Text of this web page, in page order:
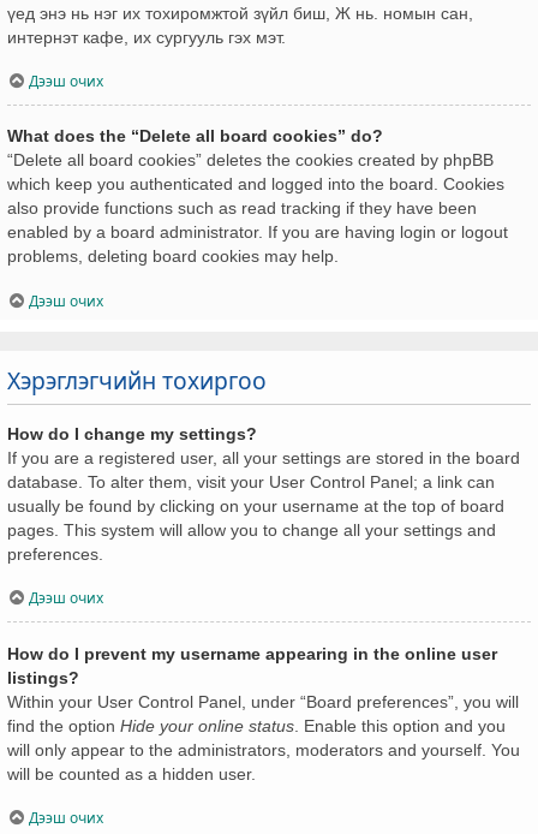
үед энэ нь нэг их тохиромжтой зүйл биш, Ж нь. номын сан,
интернэт кафе, их сургууль гэх мэт.
Дээш очих
What does the “Delete all board cookies” do?
“Delete all board cookies” deletes the cookies created by phpBB
which keep you authenticated and logged into the board. Cookies
also provide functions such as read tracking if they have been
enabled by a board administrator. If you are having login or logout
problems, deleting board cookies may help.
Дээш очих
Хэрэглэгчийн тохиргоо
How do I change my settings?
If you are a registered user, all your settings are stored in the board
database. To alter them, visit your User Control Panel; a link can
usually be found by clicking on your username at the top of board
pages. This system will allow you to change all your settings and
preferences.
Дээш очих
How do I prevent my username appearing in the online user
listings?
Within your User Control Panel, under “Board preferences”, you will
find the option Hide your online status . Enable this option and you
will only appear to the administrators, moderators and yourself. You
will be counted as a hidden user.
Дээш очих